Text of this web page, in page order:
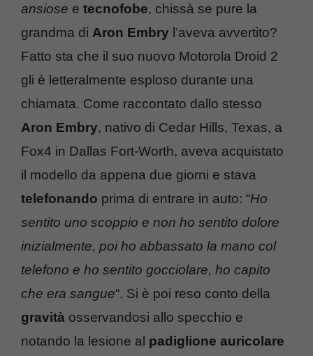
ansiose e tecnofobe, chissà se pure la
grandma di Aron Embry l’aveva avvertito?
Fatto sta che il suo nuovo Motorola Droid 2
gli è letteralmente esploso durante una
chiamata. Come raccontato dallo stesso
Aron Embry, nativo di Cedar Hills, Texas, a
Fox4 in Dallas Fort-Worth, aveva acquistato
il modello da appena due giorni e stava
telefonando prima di entrare in auto: “Ho
sentito uno scoppio e non ho sentito dolore
inizialmente, poi ho abbassato la mano col
telefono e ho sentito gocciolare, ho capito
che era sangue“. Si è poi reso conto della
gravità osservandosi allo specchio e
notando la lesione al padiglione auricolare